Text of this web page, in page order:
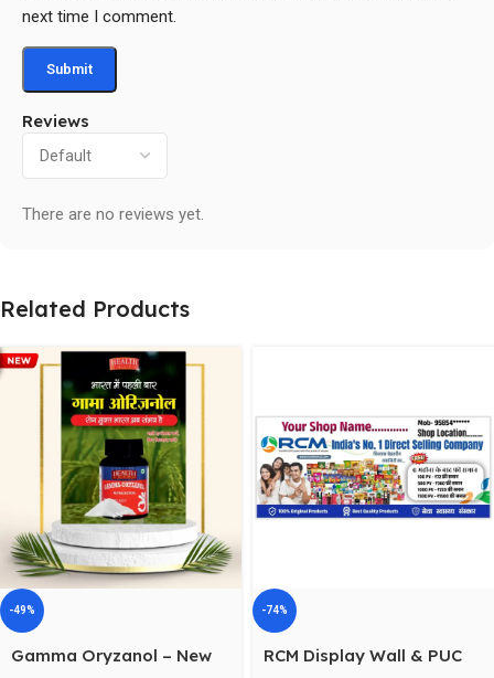
Reviews
There are no reviews yet.
next time I comment.
Related Products
-49%
Gamma Oryzanol – New
-74%
RCM Display Wall & PUC